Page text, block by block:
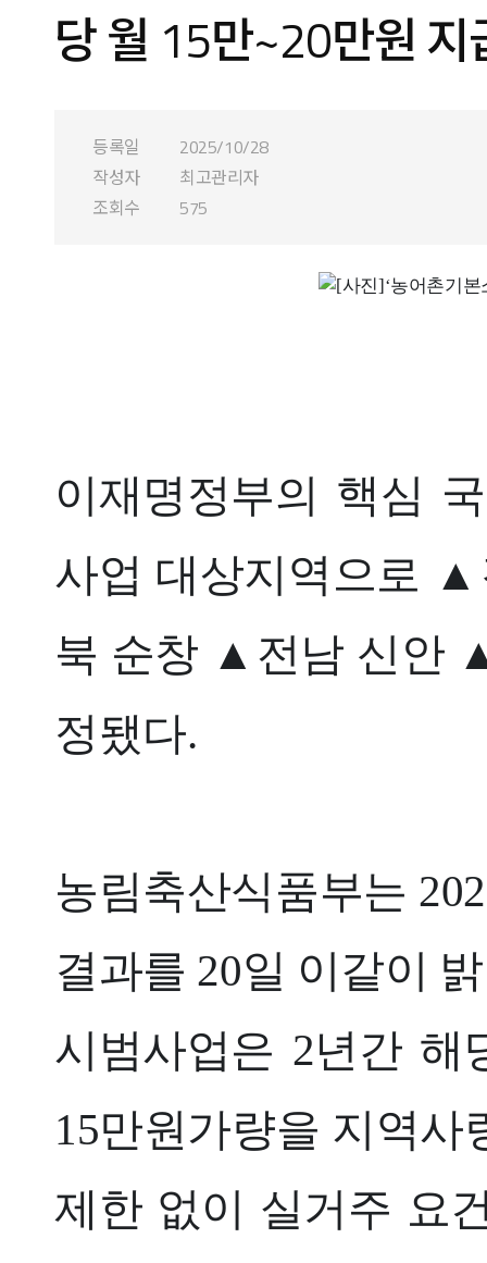
당 월 15만~20만원 지
등록일
2025/10/28
작성자
최고관리자
조회수
575
이재명정부의 핵심
사업 대상지역으로
북 순창 ▲전남 신안
정됐다.
농림축산식품부는
결과를 20일 이같이
시범사업은 2년간 해
15만원가량을 지역사
제한 없이 실거주 요